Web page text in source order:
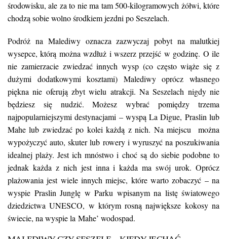
środowisku, ale za to nie ma tam 500-kilogramowych żółwi, które
chodzą sobie wolno środkiem jezdni po Seszelach.
Podróż na Malediwy oznacza zazwyczaj pobyt na malutkiej
wysepce, którą można wzdłuż i wszerz przejść w godzinę. O ile
nie zamierzacie zwiedzać innych wysp (co często wiąże się z
dużymi dodatkowymi kosztami) Malediwy oprócz własnego
piękna nie oferują zbyt wielu atrakcji. Na Seszelach nigdy nie
będziesz się nudzić. Możesz wybrać pomiędzy trzema
najpopularniejszymi destynacjami – wyspą La Digue, Praslin lub
Mahe lub zwiedzać po kolei każdą z nich. Na miejscu można
wypożyczyć auto, skuter lub rowery i wyruszyć na poszukiwania
idealnej plaży. Jest ich mnóstwo i choć są do siebie podobne to
jednak każda z nich jest inna i każda ma swój urok. Oprócz
plażowania jest wiele innych miejsc, które warto zobaczyć – na
wyspie Praslin Junglę w Parku wpisanym na listę światowego
dziedzictwa UNESCO, w którym rosną największe kokosy na
świecie, na wyspie la Mahe’ wodospad.